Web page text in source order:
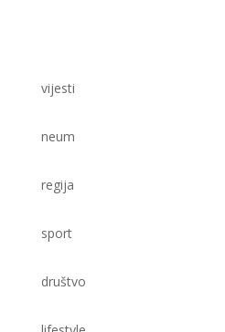
vijesti
neum
regija
sport
društvo